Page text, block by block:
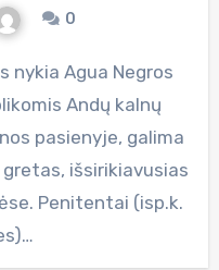
0
Andų kalnų
pasienyje, galima
išsirikiavusias
Penitentai (isp.k.